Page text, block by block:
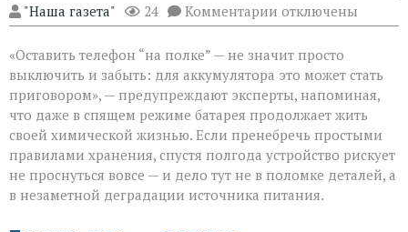
"Наша газета" 24 Комментарии к
записи
скажет
спасибо:
хранения
гаджета
отключены
«Оставить телефон “на полке” — не значит просто
выключить и забыть: для аккумулятора это может стать
приговором», — предупреждают эксперты, напоминая,
что даже в спящем режиме батарея продолжает жить
своей химической жизнью. Если пренебречь простыми
правилами хранения, спустя полгода устройство рискует
не проснуться вовсе — и дело тут не в поломке деталей, а
в незаметной деградации источника питания.